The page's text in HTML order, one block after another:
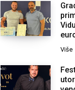
Više